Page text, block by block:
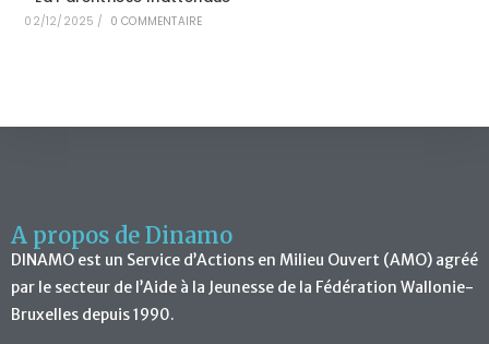
02/12/2025 / 0 COMMENTAIRE
A propos de Dinamo
DINAMO est un Service d’Actions en Milieu Ouvert (AMO) agréé
par le secteur de l’Aide à la Jeunesse de la Fédération Wallonie-
Bruxelles depuis 1990.